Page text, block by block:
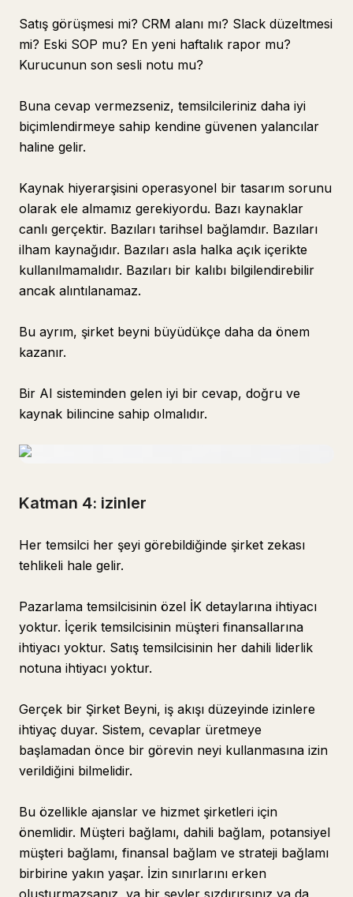
Satış görüşmesi mi? CRM alanı mı? Slack düzeltmesi
mi? Eski SOP mu? En yeni haftalık rapor mu?
Kurucunun son sesli notu mu?
Buna cevap vermezseniz, temsilcileriniz daha iyi
biçimlendirmeye sahip kendine güvenen yalancılar
haline gelir.
Kaynak hiyerarşisini operasyonel bir tasarım sorunu
olarak ele almamız gerekiyordu. Bazı kaynaklar
canlı gerçektir. Bazıları tarihsel bağlamdır. Bazıları
ilham kaynağıdır. Bazıları asla halka açık içerikte
kullanılmamalıdır. Bazıları bir kalıbı bilgilendirebilir
ancak alıntılanamaz.
Bu ayrım, şirket beyni büyüdükçe daha da önem
kazanır.
Bir AI sisteminden gelen iyi bir cevap, doğru ve
kaynak bilincine sahip olmalıdır.
Katman 4: izinler
Her temsilci her şeyi görebildiğinde şirket zekası
tehlikeli hale gelir.
Pazarlama temsilcisinin özel İK detaylarına ihtiyacı
yoktur. İçerik temsilcisinin müşteri finansallarına
ihtiyacı yoktur. Satış temsilcisinin her dahili liderlik
notuna ihtiyacı yoktur.
Gerçek bir Şirket Beyni, iş akışı düzeyinde izinlere
ihtiyaç duyar. Sistem, cevaplar üretmeye
başlamadan önce bir görevin neyi kullanmasına izin
verildiğini bilmelidir.
Bu özellikle ajanslar ve hizmet şirketleri için
önemlidir. Müşteri bağlamı, dahili bağlam, potansiyel
müşteri bağlamı, finansal bağlam ve strateji bağlamı
birbirine yakın yaşar. İzin sınırlarını erken
oluşturmazsanız, ya bir şeyler sızdırırsınız ya da